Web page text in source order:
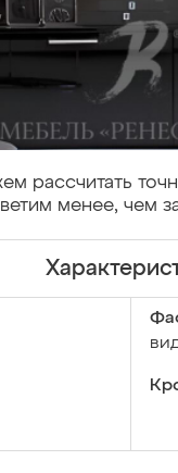
рассчитать
менее, чем